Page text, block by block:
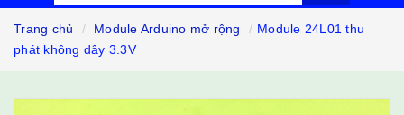
Trang chủ Module Arduino mở rộng
Module 24L01 thu
phát không dây 3.3V